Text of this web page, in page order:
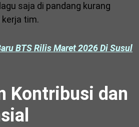
saja di pandang kurang
tim.
BTS Rilis Maret 2026 Di Susul
Kontribusi dan